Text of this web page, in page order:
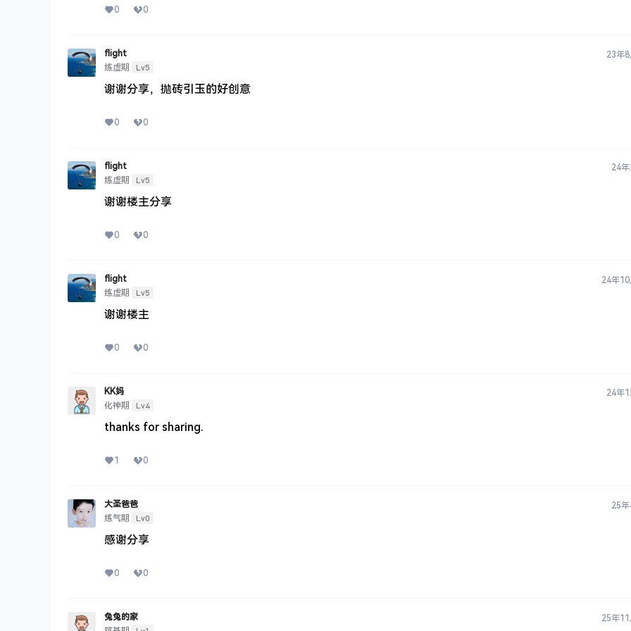
0 0
flight
练虚期
Lv5
23年8
谢谢分享，抛砖引玉的好创意
0 0
flight
练虚期
Lv5
24年
谢谢楼主分享
0 0
flight
练虚期
Lv5
24年10
谢谢楼主
0 0
KK妈
化神期
Lv4
24年
thanks for sharing.
1 0
大圣爸爸
练气期
Lv0
25年
感谢分享
0 0
兔兔的家
25年11